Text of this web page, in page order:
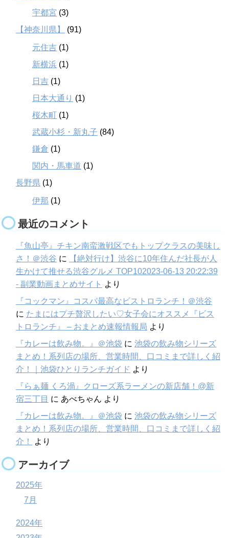
宇都宮 (3)
【神奈川県】
(91)
元住吉 (1)
新横浜 (1)
日吉 (1)
日本大通り (1)
桜木町 (1)
武蔵小杉・新丸子 (84)
鎌倉 (1)
関内・馬車道 (1)
長野県 (1)
伊那 (1)
最近のコメント
『魚山亭』チキン南蛮激戦区でもトップクラスの美味し
さ！＠渋谷 に
【絶対行け】渋谷に10年住んだ社長が人
生かけて推せる渋谷グルメ TOP102023-06-13 20:22:39
- 副業動画まとめサイト より
『コックマン』コスパ最高なビストロランチ！＠渋谷
に たまにはプチ贅沢したい♡女子会にオススメ『ビス
トロランチ』 – おまとめ速報情報局 より
『カレーは飲み物。』＠池袋 に 池袋の飲み物シリーズ
まとめ！系列店の場所、営業時間、口コミまで詳しく紹
介！｜池袋ひとりランチガイド より
『らぁ麺 くろ渦』クローズ系ラーメンの新店舗！@新
宿三丁目 に あべちゃん より
『カレーは飲み物。』＠池袋 に 池袋の飲み物シリーズ
まとめ！系列店の場所、営業時間、口コミまで詳しく紹
介！
より
アーカイブ
2025年
7月
2024年